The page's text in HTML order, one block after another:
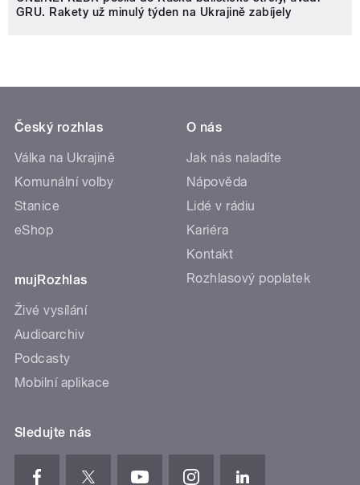
GRU. Rakety už minulý týden na Ukrajině zabíjely
Český rozhlas
Válka na Ukrajině
Komunální volby
Stanice
eShop
mujRozhlas
Živé vysílání
Audioarchiv
Podcasty
Mobilní aplikace
O nás
Jak nás naladíte
Nápověda
Lidé v rádiu
Kariéra
Kontakt
Rozhlasový poplatek
Sledujte nás